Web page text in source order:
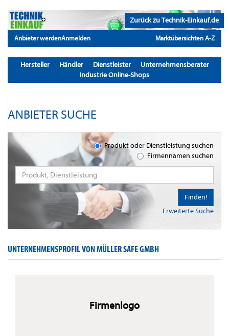
Zurück zu Technik-Einkauf.de
Anbieter werdenAnmelden Marktübersichten A-Z
Hersteller Händler Dienstleister
Unternehmensberater
Industrie Online-Shops
ANBIETER SUCHE
Produkt oder Dienstleistung suchen
Firmennamen suchen
Erweiterte Suche
Finden!
UNTERNEHMENSPROFIL VON MÜLLER SAFE GMBH
Firmenlogo